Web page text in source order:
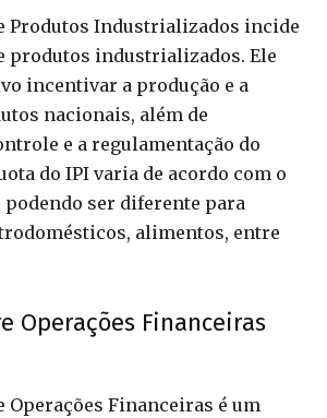
Produtos Industrializados incide
produtos industrializados. Ele
incentivar a produção e a
nacionais, além de
e a regulamentação do
do IPI varia de acordo com o
ser diferente para
alimentos, entre
Operações Financeiras
Operações Financeiras é um